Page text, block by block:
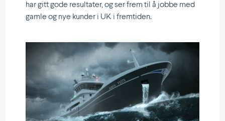
har gitt gode resul­tater, og ser frem til å jobbe med
gamle og nye kunder i UK i fremtiden.